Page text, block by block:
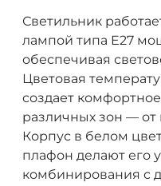
Светильник
лампой типа E27
обеспечивая
Цветовая
создает
различных зон — от
Корпус в белом
плафон делают его
комбинирования с